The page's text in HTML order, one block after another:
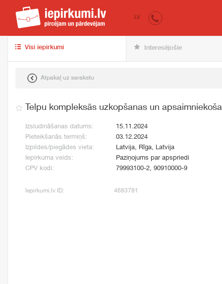
iepirkumi.lv
LV
Visi iepirkumi Interesējošie
Atpakaļ uz sarakstu
Telpu kompleksās uzkopšanas un
Izsludināšanas datums:
15.11.2024
Pieteikšanās termiņš:
03.12.2024
Izpildes/piegādes vieta:
Latvija, Rīga, Latvija
Iepirkuma veids:
Paziņojums par apspriedi
CPV kodi:
79993100-2, 90910000-9
Iepirkumi.lv ID: 4683781